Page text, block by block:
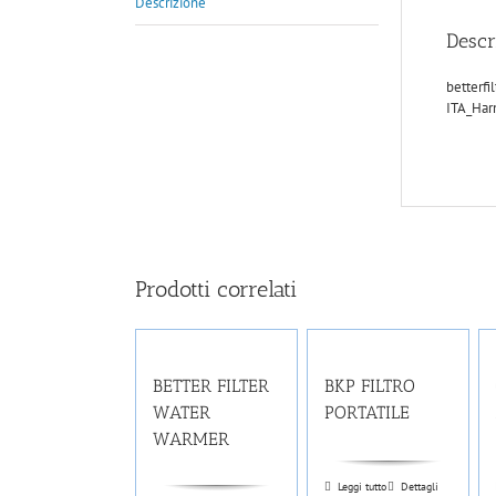
Prodotti correlati
BETTER FILTER
WATER
WARMER
BKP FILTRO
PORTATILE
Leggi tutto Dettagli